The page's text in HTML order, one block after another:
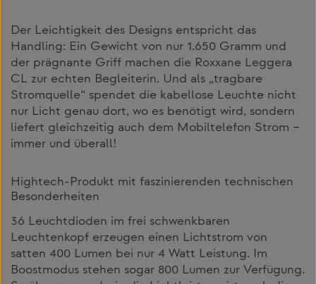
Der Leichtigkeit des Designs entspricht das
Handling: Ein Gewicht von nur 1.650 Gramm und
der prägnante Griff machen die Roxxane Leggera
CL zur echten Begleiterin. Und als „tragbare
Stromquelle“ spendet die kabellose Leuchte nicht
nur Licht genau dort, wo es benötigt wird, sondern
liefert gleichzeitig auch dem Mobiltelefon Strom –
immer und überall!
Hightech-Produkt mit faszinierenden technischen
Besonderheiten
36 Leuchtdioden im frei schwenkbaren
Leuchtenkopf erzeugen einen Lichtstrom von
satten 400 Lumen bei nur 4 Watt Leistung. Im
Boostmodus stehen sogar 800 Lumen zur Verfügung.